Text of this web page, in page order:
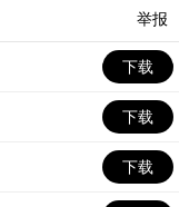
举报
下载
下载
下载